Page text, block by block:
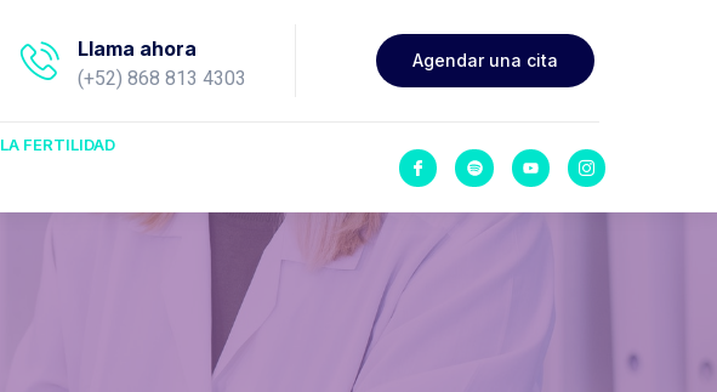
Llama ahora
(+52) 868 813 4303
Agendar una cita
LA FERTILIDAD